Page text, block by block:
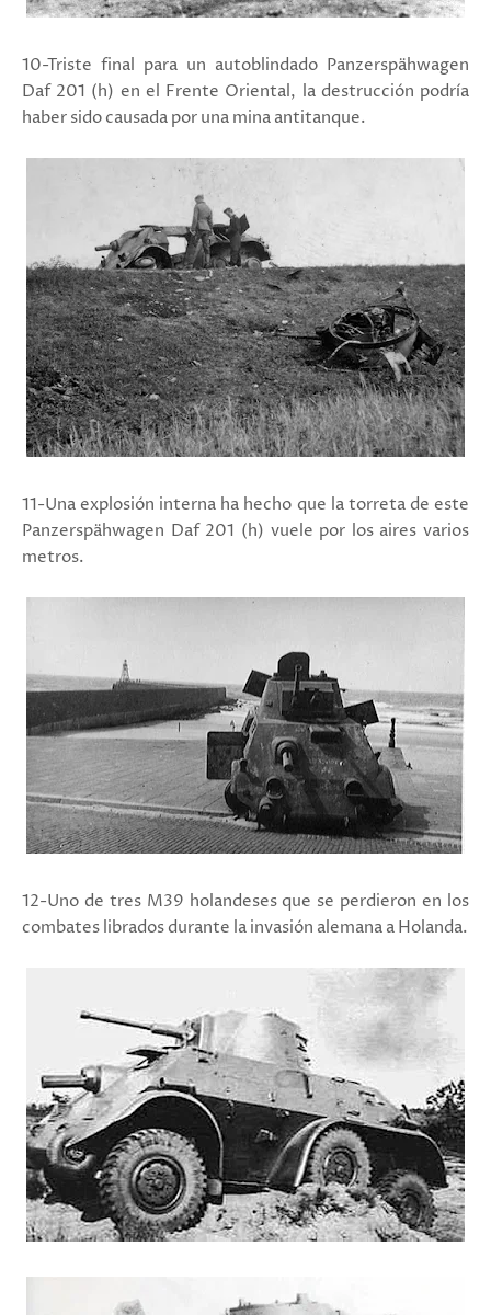
10-Triste final para un autoblindado Panzerspähwagen
Daf 201 (h) en el Frente Oriental, la destrucción podría
haber sido causada por una mina antitanque.
11-Una explosión interna ha hecho que la torreta de este
Panzerspähwagen Daf 201 (h) vuele por los aires varios
metros.
12-Uno de tres M39 holandeses que se perdieron en los
combates librados durante la invasión alemana a Holanda.